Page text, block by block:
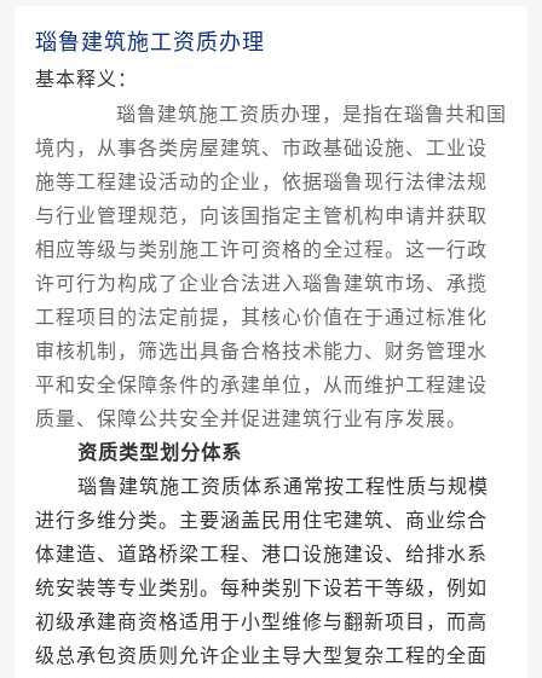
瑙鲁建筑施工资质办理
基本释义：
瑙鲁建筑施工资质办理，是指在瑙鲁共和国
境内，从事各类房屋建筑、市政基础设施、工业设
施等工程建设活动的企业，依据瑙鲁现行法律法规
与行业管理规范，向该国指定主管机构申请并获取
相应等级与类别施工许可资格的全过程。这一行政
许可行为构成了企业合法进入瑙鲁建筑市场、承揽
工程项目的法定前提，其核心价值在于通过标准化
审核机制，筛选出具备合格技术能力、财务管理水
平和安全保障条件的承建单位，从而维护工程建设
质量、保障公共安全并促进建筑行业有序发展。
资质类型划分体系
瑙鲁建筑施工资质体系通常按工程性质与规模
进行多维分类。主要涵盖民用住宅建筑、商业综合
体建造、道路桥梁工程、港口设施建设、给排水系
统安装等专业类别。每种类别下设若干等级，例如
初级承建商资格适用于小型维修与翻新项目，而高
级总承包资质则允许企业主导大型复杂工程的全面